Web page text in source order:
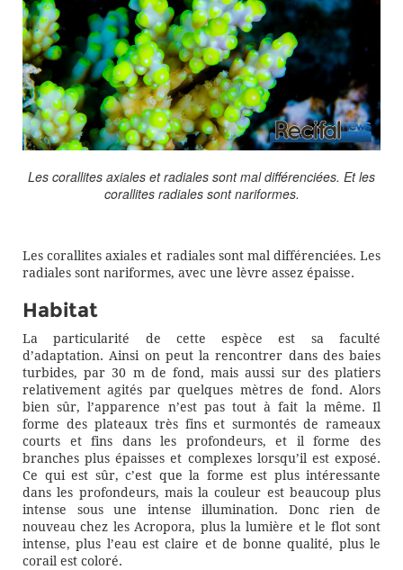
Les corallites axiales et radiales sont mal différenciées. Et les
corallites radiales sont nariformes.
Les corallites axiales et radiales sont mal différenciées. Les
radiales sont nariformes, avec une lèvre assez épaisse.
Habitat
La particularité de cette espèce est sa faculté
d’adaptation. Ainsi on peut la rencontrer dans des baies
turbides, par 30 m de fond, mais aussi sur des platiers
relativement agités par quelques mètres de fond. Alors
bien sûr, l’apparence n’est pas tout à fait la même. Il
forme des plateaux très fins et surmontés de rameaux
courts et fins dans les profondeurs, et il forme des
branches plus épaisses et complexes lorsqu’il est exposé.
Ce qui est sûr, c’est que la forme est plus intéressante
dans les profondeurs, mais la couleur est beaucoup plus
intense sous une intense illumination. Donc rien de
nouveau chez les Acropora, plus la lumière et le flot sont
intense, plus l’eau est claire et de bonne qualité, plus le
corail est coloré.